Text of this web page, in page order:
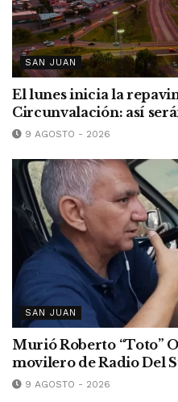
SAN JUAN
El lunes inicia la
Circunvalación: así
9 AGOSTO - 2026
SAN JUAN
Murió Roberto “Toto”
movilero de Radio Del
9 AGOSTO - 2026